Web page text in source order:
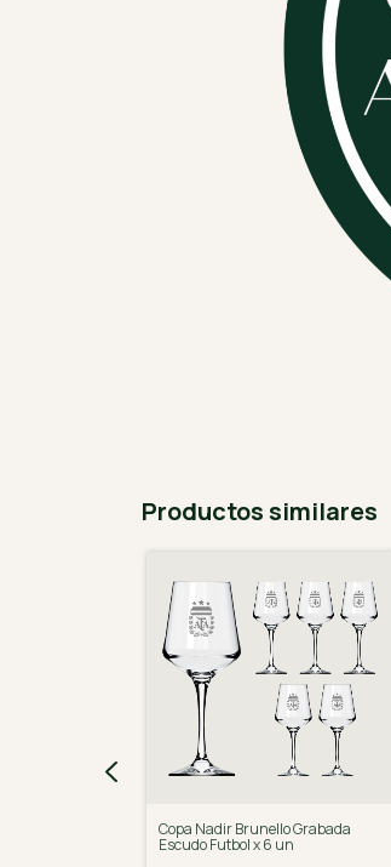
Productos similares
Copa Nadir Brunello Grabada
Escudo Futbol x 6 un